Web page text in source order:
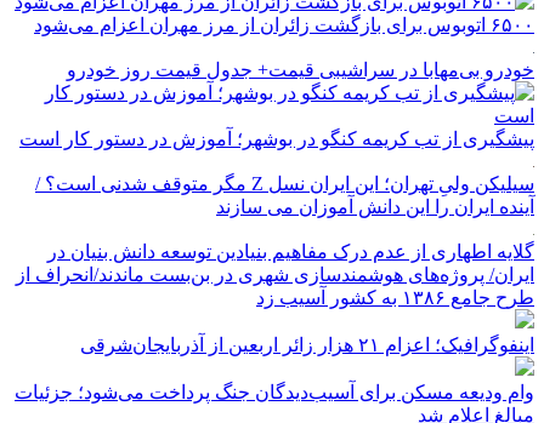
۶۵۰۰ اتوبوس برای بازگشت زائران از مرز مهران اعزام می‌شود
خودرو بی‌مهابا در سراشیبی قیمت+ جدول قیمت روز خودرو
پیشگیری از تب کریمه کنگو در بوشهر؛ آموزش در دستور کار است
سیلیکن ولیِ تهران؛ این ایران نسل Z مگر متوقف شدنی است؟ /
آینده ایران را این دانش آموزان می سازند
گلایه اطهاری از عدم درک مفاهیم بنیادین توسعه دانش بنیان در
ایران/ پروژه‌های هوشمندسازی شهری در بن‌بست ماندند/انحراف از
طرح جامع ۱۳۸۶ به کشور آسیب زد
اینفوگرافیک؛ اعزام ۲۱ هزار زائر اربعین از آذربایجان‌شرقی
وام ودیعه مسکن برای آسیب‌دیدگان جنگ پرداخت می‌شود؛ جزئیات
مبالغ اعلام شد